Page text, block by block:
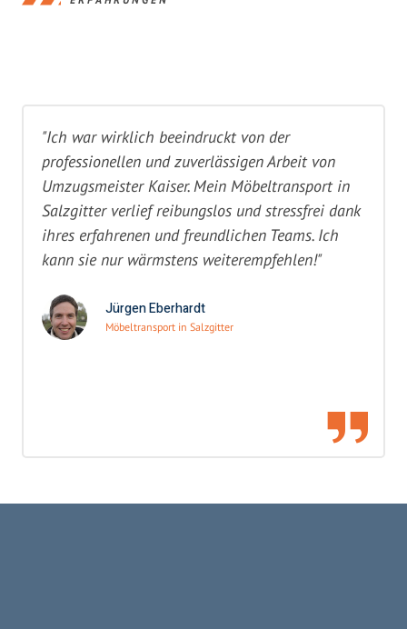
"Ich war wirklich beeindruckt von der
professionellen und zuverlässigen Arbeit von
Umzugsmeister Kaiser. Mein Möbeltransport in
Salzgitter verlief reibungslos und stressfrei dank
ihres erfahrenen und freundlichen Teams. Ich
kann sie nur wärmstens weiterempfehlen!"
Jürgen Eberhardt
Möbeltransport in Salzgitter